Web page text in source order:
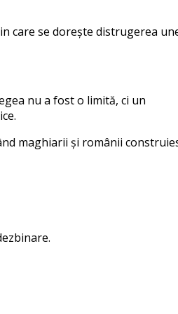
care se dorește distrugerea
nu a fost o limită, ci un
maghiarii și românii